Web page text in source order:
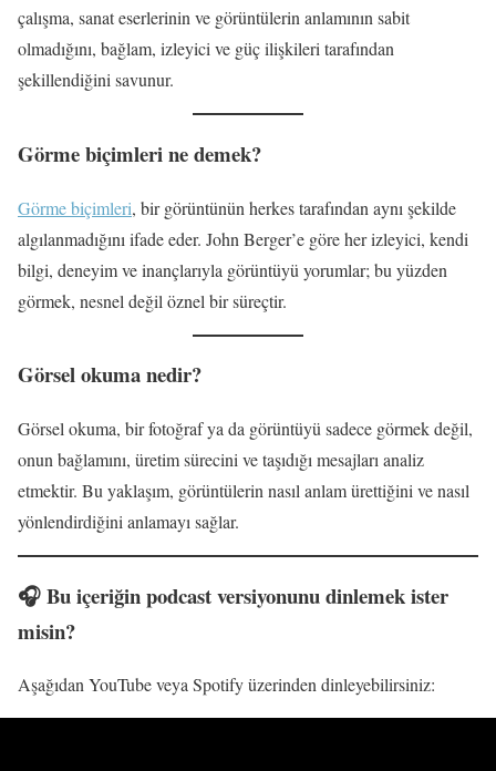
çalışma, sanat eserlerinin ve görüntülerin anlamının sabit
olmadığını, bağlam, izleyici ve güç ilişkileri tarafından
şekillendiğini savunur.
Görme biçimleri ne demek?
Görme biçimleri, bir görüntünün herkes tarafından aynı şekilde
algılanmadığını ifade eder. John Berger’e göre her izleyici, kendi
bilgi, deneyim ve inançlarıyla görüntüyü yorumlar; bu yüzden
görmek, nesnel değil öznel bir süreçtir.
Görsel okuma nedir?
Görsel okuma, bir fotoğraf ya da görüntüyü sadece görmek değil,
onun bağlamını, üretim sürecini ve taşıdığı mesajları analiz
etmektir. Bu yaklaşım, görüntülerin nasıl anlam ürettiğini ve nasıl
yönlendirdiğini anlamayı sağlar.
🎧 Bu içeriğin podcast versiyonunu dinlemek ister
misin?
Aşağıdan YouTube veya Spotify üzerinden dinleyebilirsiniz: